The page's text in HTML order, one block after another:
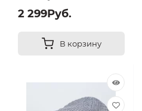
2 299Руб.
В корзину